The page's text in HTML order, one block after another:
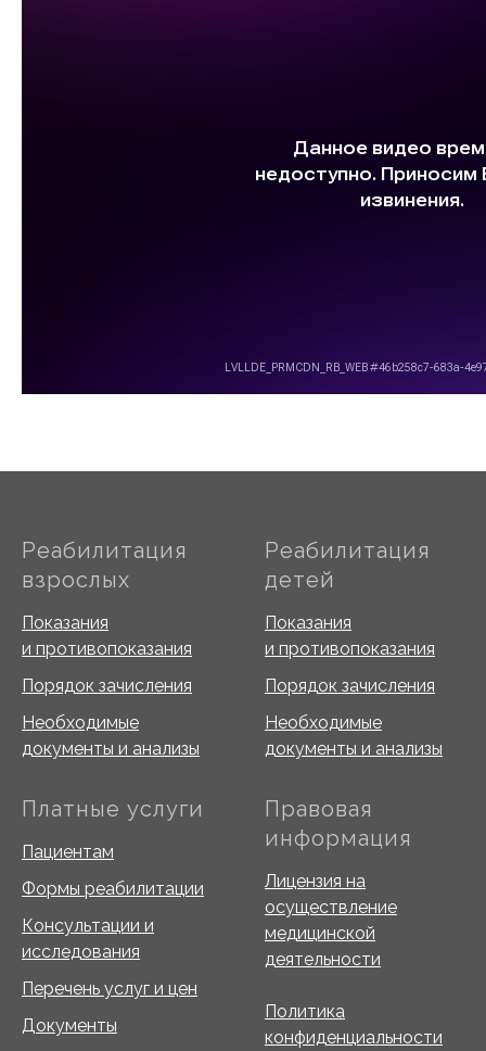
Реабилитация
взрослых
Показания
и противопоказания
Порядок зачисления
Необходимые
документы и анализы
Реабилитация
детей
Показания
и противопоказания
Порядок зачисления
Необходимые
документы и анализы
Платные услуги
Пациентам
Формы реабилитации
Консультации и
исследования
Перечень услуг и цен
Документы
Правовая
информация
Лицензия на
осуществление
медицинской
деятельности
Политика
конфиденциальности